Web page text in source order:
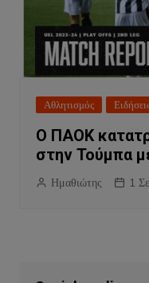
Αθλητισμός
Ο ΠΑΟΚ
στην Τούμπα
Ημαθιώτης 1